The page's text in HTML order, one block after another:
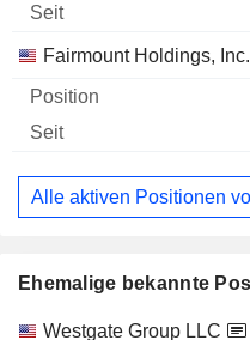
Fairmount Holdings, Inc.
Alle aktiven Positionen
Ehemalige bekannte
Unternehmen Position
Westgate Group LLC